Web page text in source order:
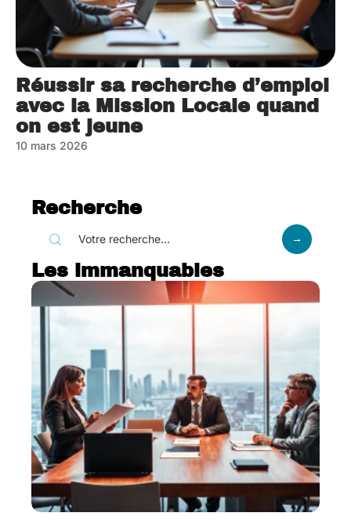
Réussir sa recherche d’emploi
avec la Mission Locale quand
on est jeune
10 mars 2026
Recherche
Les immanquables